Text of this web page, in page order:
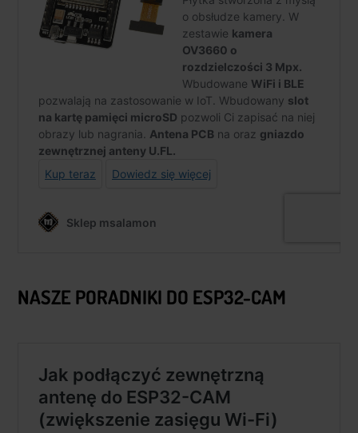
NASZE PORADNIKI DO ESP32-CAM